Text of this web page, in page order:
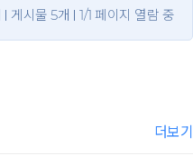
게시물 5개 1/1 페이지 열람 중
더보기